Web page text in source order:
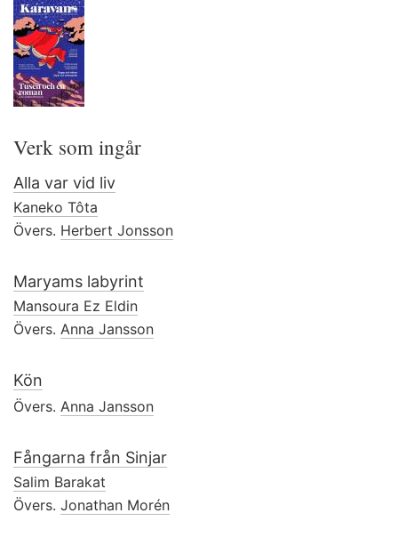
Verk som ingår
Alla var vid liv
Kaneko Tôta
Övers. Herbert Jonsson
Maryams labyrint
Mansoura Ez Eldin
Övers. Anna Jansson
Kön
Övers. Anna Jansson
Fångarna från Sinjar
Salim Barakat
Övers. Jonathan Morén